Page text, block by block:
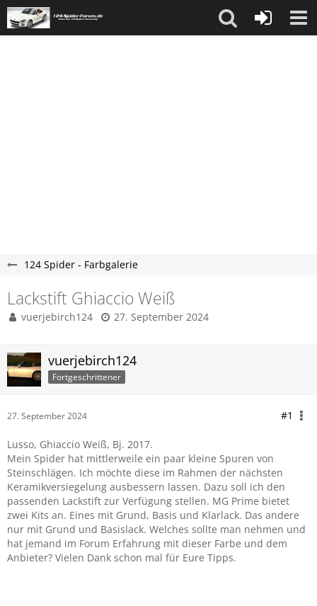
124 Spider - Farbgalerie
Lackstift Ghiaccio Weiß
vuerjebirch124 27. September 2024
vuerjebirch124
Fortgeschrittener
27. September 2024 #1
Lusso, Ghiaccio Weiß, Bj. 2017.
Mein Spider hat mittlerweile ein paar kleine Spuren von
Steinschlägen. Ich möchte diese im Rahmen der nächsten
Keramikversiegelung ausbessern lassen. Dazu soll ich den
passenden Lackstift zur Verfügung stellen. MG Prime bietet
zwei Kits an. Eines mit Grund, Basis und Klarlack. Das andere
nur mit Grund und Basislack. Welches sollte man nehmen und
hat jemand im Forum Erfahrung mit dieser Farbe und dem
Anbieter? Vielen Dank schon mal für Eure Tipps.